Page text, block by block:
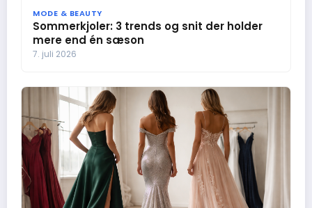
MODE & BEAUTY
Sommerkjoler: 3 trends og snit der holder
mere end én sæson
7. juli 2026